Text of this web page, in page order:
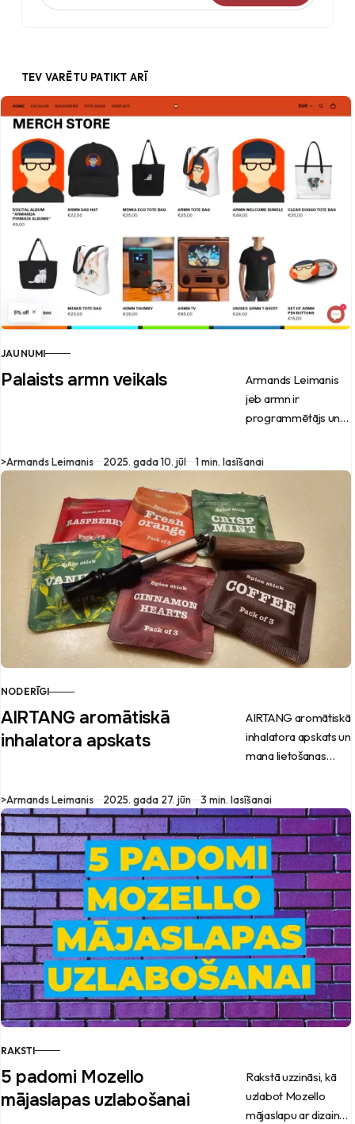
TEV VARĒTU PATIKT ARĪ
JAUNUMI
Palaists armn veikals
Armands Leimanis
jeb armn ir
programmētājs un
palaidis savu
interneta veikalu.
>Armands Leimanis 2025. gada 10. jūl 1 min. lasīšanai
NODERĪGI
AIRTANG aromātiskā
inhalatora apskats
AIRTANG aromātiskā
inhalatora apskats un
mana lietošanas
>Armands Leimanis 2025. gada 27. jūn 3 min. lasīšanai
RAKSTI
5 padomi Mozello
mājaslapas uzlabošanai
Rakstā uzzināsi, kā
uzlabot Mozello
mājaslapu ar dizaina